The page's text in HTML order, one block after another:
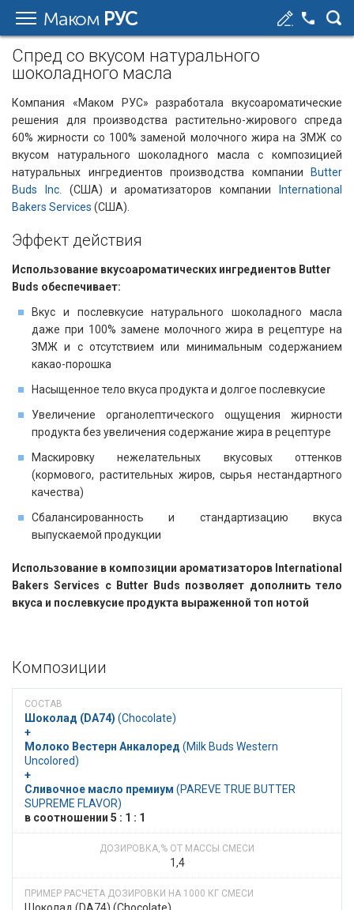
Маком РУС
Спред со вкусом натурального
шоколадного масла
Компания «Маком РУС» разработала вкусоароматические
решения для производства растительно-жирового спреда
60% жирности со 100% заменой молочного жира на ЗМЖ со
вкусом натурального шоколадного масла с композицией
натуральных ингредиентов производства компании
Butter
Buds Inc.
(США) и ароматизаторов компании
International
Bakers Services (США).
Эффект действия​​
Использование вкусоароматических ингредиентов Butter
Buds обеспечивает:
Вкус и послевкусие натурального шоколадного масла
даже при 100% замене молочного жира в рецептуре на
ЗМЖ и с отсутствием или минимальным содержанием
какао-порошка
Насыщенное тело вкуса продукта и долгое послевкусие
Увеличение органолептического ощущения жирности
продукта без увеличения содержание жира в рецептуре
Маскировку нежелательных вкусовых оттенков
(кормового, растительных жиров, сырья нестандартного
качества)
Сбалансированность и стандартизацию вкуса
выпускаемой продукции
Использование в композиции ароматизаторов International
Bakers Services с Butter Buds позволяет дополнить тело
вкуса и послевкусие продукта выраженной топ нотой
Композиции
Шоколад (DA74) ​​ (Chocolate)
+
Молоко Вестерн Анкалоред ​​ (Milk Buds Western
Uncolored)
+
Сливочное масло премиум ​​ (PAREVE TRUE BUTTER
SUPREME FLAVOR)
в​​ соотношении​​ 5 : 1 : 1
1,4